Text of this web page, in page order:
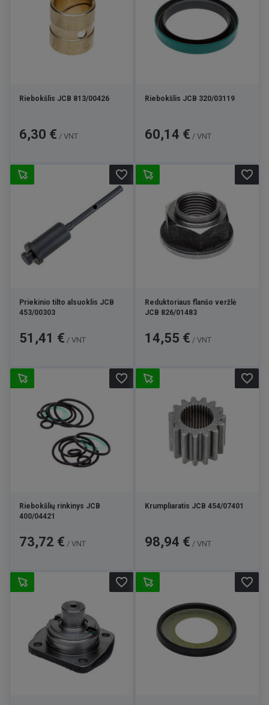
Riebokšlis JCB 813/00426
Kaina
6,30 € / VNT
Riebokšlis JCB 320/03119
Kaina
60,14 € / VNT
Priekinio tilto alsuoklis JCB
453/00303
Kaina
51,41 € / VNT
favorite_border
Reduktoriaus flanšo veržlė
JCB 826/01483
Kaina
14,55 € / VNT
favorite_border
Riebokšlių rinkinys JCB
400/04421
Kaina
73,72 € / VNT
favorite_border
Krumpliaratis JCB 454/07401
Kaina
98,94 € / VNT
favorite_border
favorite_border favorite_border